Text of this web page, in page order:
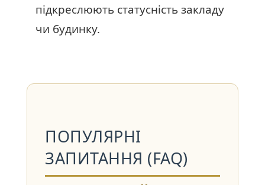
підкреслюють статусність закладу
чи будинку.
ПОПУЛЯРНІ
ЗАПИТАННЯ (FAQ)